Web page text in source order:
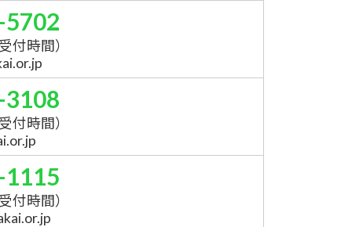
付時間）
付時間）
付時間）